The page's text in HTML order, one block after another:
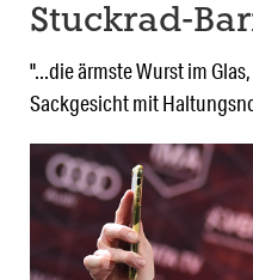
Stuckrad-
"...die ärmste Wurst im
Sackgesicht mit